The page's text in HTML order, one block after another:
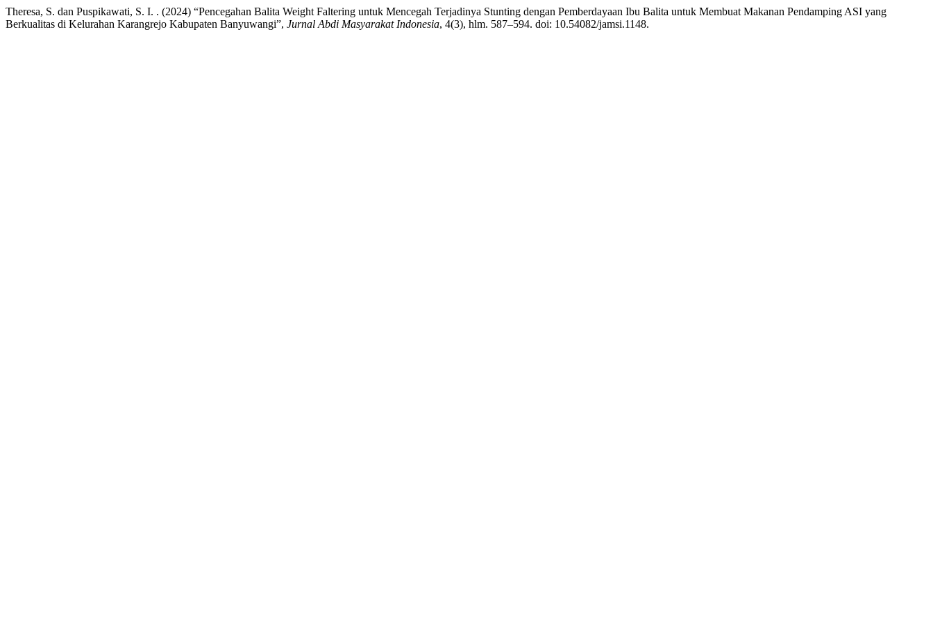
Theresa, S. dan Puspikawati, S. I. . (2024) “Pencegahan Balita Weight Faltering untuk Mencegah Terjadinya Stunting dengan Pemberdayaan Ibu Balita untuk Membuat Makanan Pendamping ASI yang
Berkualitas di Kelurahan Karangrejo Kabupaten Banyuwangi”, Jurnal Abdi Masyarakat Indonesia, 4(3), hlm. 587–594. doi: 10.54082/jamsi.1148.